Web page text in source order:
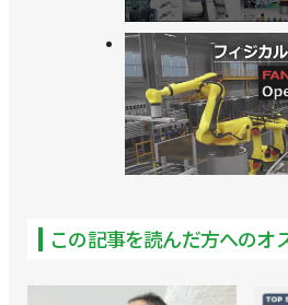
この記事を読んだ方へのオ